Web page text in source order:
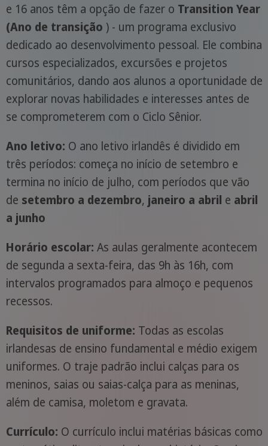
e 16 anos têm a opção de fazer o Transition Year
(Ano de transição ) - um programa exclusivo
dedicado ao desenvolvimento pessoal. Ele combina
cursos especializados, excursões e projetos
comunitários, dando aos alunos a oportunidade de
explorar novas habilidades e interesses antes de
se comprometerem com o Ciclo Sênior.
Ano letivo: O ano letivo irlandês é dividido em
três períodos: começa no início de setembro e
termina no início de julho, com períodos que vão
de setembro a dezembro, janeiro a abril e abril
a junho
Horário escolar: As aulas geralmente acontecem
de segunda a sexta-feira, das 9h às 16h, com
intervalos programados para almoço e pequenos
recessos.
Requisitos de uniforme: Todas as escolas
irlandesas de ensino fundamental e médio exigem
uniformes. O traje padrão inclui calças para os
meninos, saias ou saias-calça para as meninas,
além de camisa, moletom e gravata.
Currículo: O currículo inclui matérias básicas como